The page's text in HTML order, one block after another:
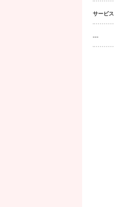
サービス
---